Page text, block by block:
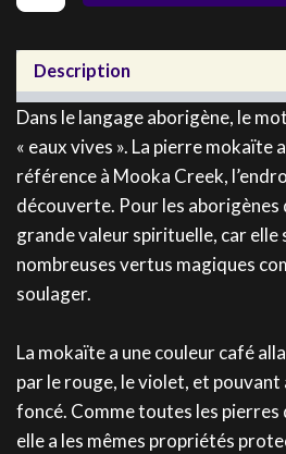
Mokaïte
Description
Dans le langage aborigène, le
« eaux vives ». La pierre mokaïte
référence à Mooka Creek,
découverte. Pour les aborigènes
grande valeur spirituelle, car elle
nombreuses vertus magiques
soulager.
La mokaïte a une couleur café
par le rouge, le violet, et pouvant
foncé. Comme toutes les pierres
elle a les mêmes propriétés